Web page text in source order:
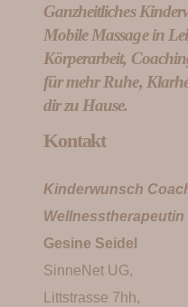
Ganzheitliches
Mobile Massage in
Körperarbeit,
für mehr Ruhe,
dir zu Hause.
Kontakt
Kinderwunsch
Wellnesstherapeutin
Gesine Seidel
SinneNet UG,
Littstrasse 7hh,